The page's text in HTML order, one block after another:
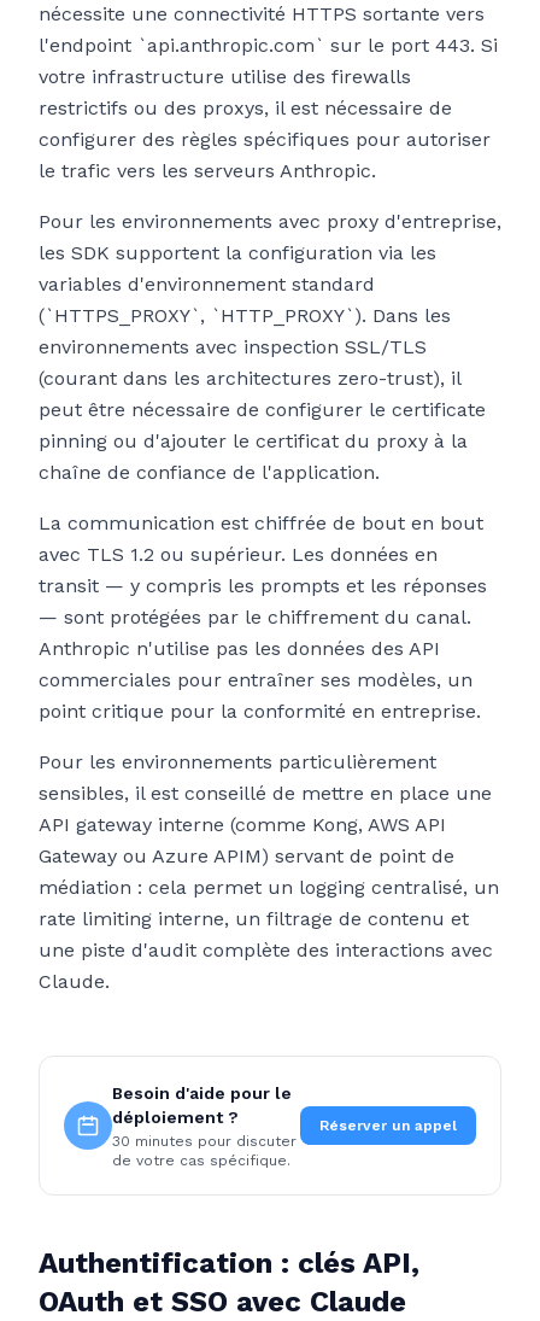
nécessite une connectivité HTTPS sortante vers
l'endpoint `api.anthropic.com` sur le port 443. Si
votre infrastructure utilise des firewalls
restrictifs ou des proxys, il est nécessaire de
configurer des règles spécifiques pour autoriser
le trafic vers les serveurs Anthropic.
Pour les environnements avec proxy d'entreprise,
les SDK supportent la configuration via les
variables d'environnement standard
(`HTTPS_PROXY`, `HTTP_PROXY`). Dans les
environnements avec inspection SSL/TLS
(courant dans les architectures zero-trust), il
peut être nécessaire de configurer le certificate
pinning ou d'ajouter le certificat du proxy à la
chaîne de confiance de l'application.
La communication est chiffrée de bout en bout
avec TLS 1.2 ou supérieur. Les données en
transit — y compris les prompts et les réponses
— sont protégées par le chiffrement du canal.
Anthropic n'utilise pas les données des API
commerciales pour entraîner ses modèles, un
point critique pour la conformité en entreprise.
Pour les environnements particulièrement
sensibles, il est conseillé de mettre en place une
API gateway interne (comme Kong, AWS API
Gateway ou Azure APIM) servant de point de
médiation : cela permet un logging centralisé, un
rate limiting interne, un filtrage de contenu et
une piste d'audit complète des interactions avec
Claude.
Besoin d'aide pour le
déploiement ?
30 minutes pour discuter
de votre cas spécifique.
Réserver un appel
Authentification : clés API,
OAuth et SSO avec Claude